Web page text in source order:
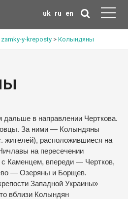
uk ru en
zamky-y-kreposty > Колындяны
в направлении Черткова.
За ними — Колындяны
жителей), расположившиеся на
на пересечении
с Каменцем, впереди — Чертков,
— Озеряны и Борщев.
Западной Украины»
вблизи Колындян